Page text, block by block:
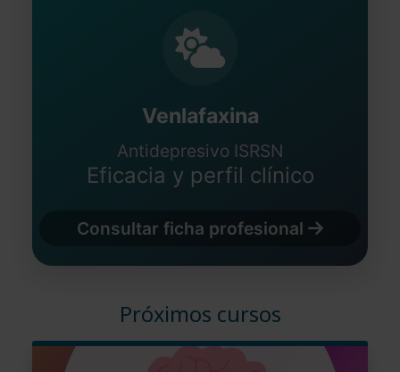
Venlafaxina
Antidepresivo ISRSN
Eficacia y perfil clínico
Consultar ficha profesional
Próximos cursos